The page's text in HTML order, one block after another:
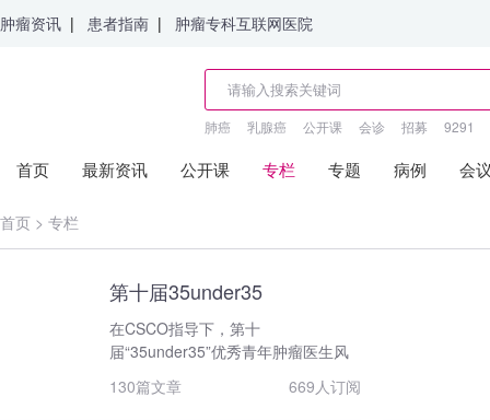
肿瘤资讯 | 患者指南 | 肿瘤专科互联网医院
肺癌 乳腺癌 公开课 会诊 招募 9291
首页 最新资讯 公开课 专栏 专题 病例 会
首页 > 专栏
第十届35under35
在CSCO指导下，第十
届“35under35”优秀青年肿瘤医生风
采展示活动正式启动。本届以“星光十
年”为主题，首次引入AI决策互动环
669人订阅
130篇文章